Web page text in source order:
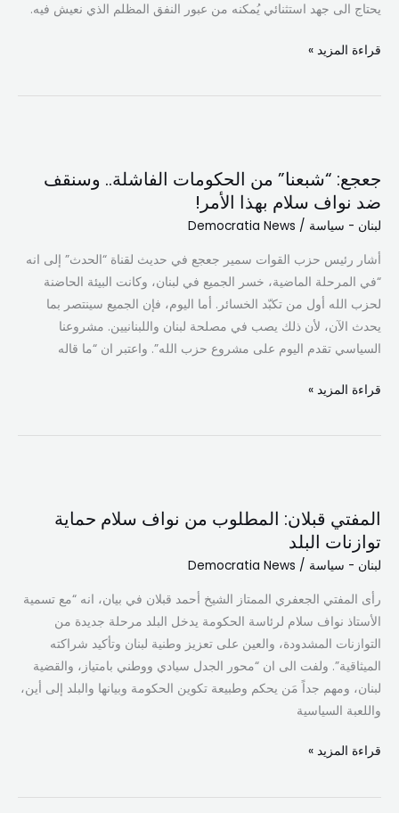
يحتاج الى جهد استثنائي يُمكنه من عبور النفق المظلم الذي نعيش فيه.
قراءة المزيد »
جعجع: “شبعنا” من الحكومات الفاشلة.. وسنقف
ضد نواف سلام بهذا الأمر!
لبنان - سياسة /
Democratia News
أشار رئيس حزب القوات سمير جعجع في حديث لقناة “الحدث” إلى انه
“في المرحلة الماضية، خسر الجميع في لبنان، وكانت البيئة الحاضنة
لحزب الله أول من تكبّد الخسائر. أما اليوم، فإن الجميع سينتصر بما
يحدث الآن، لأن ذلك يصب في مصلحة لبنان واللبنانيين. مشروعنا
السياسي تقدم اليوم على مشروع حزب الله”. واعتبر ان “ما قاله
من
الحكومات
الفاشلة..
وسنقف
نواف
سلام
بهذا
الأمر!
قراءة المزيد »
المفتي قبلان: المطلوب من نواف سلام حماية
توازنات البلد
لبنان - سياسة /
Democratia News
رأى المفتي الجعفري الممتاز الشيخ أحمد قبلان في بيان، انه “مع تسمية
الأستاذ نواف سلام لرئاسة الحكومة يدخل البلد مرحلة جديدة من
التوازنات المشدودة، والعين على تعزيز وطنية لبنان وتأكيد شراكته
الميثاقية”. ولفت الى ان “محور الجدل سيادي ووطني بامتياز، والقضية
لبنان، ومهم جداً مَن يحكم وطبيعة تكوين الحكومة وبيانها والبلد إلى أين،
واللعبة السياسية
المطلوب
من
نواف
سلام
حماية
توازنات
البلد
قراءة المزيد »